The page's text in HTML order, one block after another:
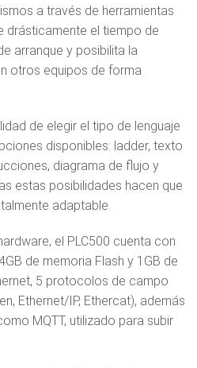
a través de herramientas
drásticamente el tiempo de
arranque y posibilita la
otros equipos de forma
de elegir el tipo de lenguaje
disponibles: ladder, texto
diagrama de flujo y
estas posibilidades hacen que
adaptable.
el PLC500 cuenta con
de memoria Flash y 1GB de
5 protocolos de campo
Ethernet/IP, Ethercat), además
MQTT, utilizado para subir